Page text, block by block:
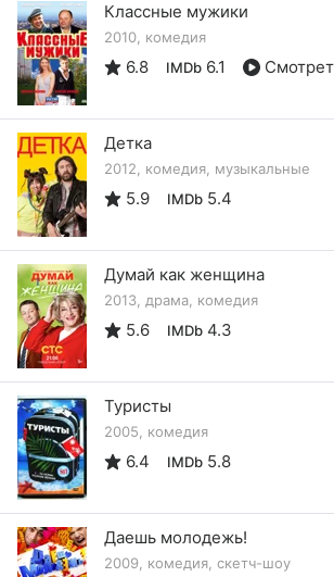
Классные мужики
2010, комедия
6.8 IMDb 6.1
Детка
2012, комедия, музыкальные
5.9 IMDb 5.4
Думай как женщина
2013, драма, комедия
5.6 IMDb 4.3
Туристы
2005, комедия
6.4 IMDb 5.8
Даешь молодежь!
2009, комедия, скетч-шоу